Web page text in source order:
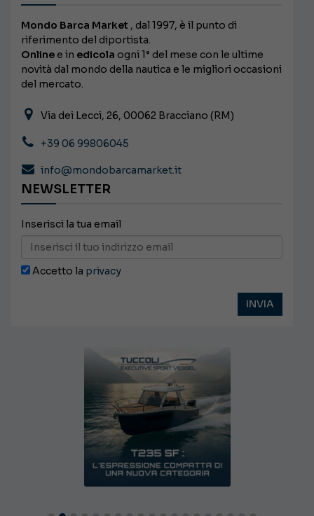
Mondo Barca Market , dal 1997, è il punto di
riferimento del diportista.
Online e in edicola ogni 1° del mese con le ultime
novità dal mondo della nautica e le migliori occasioni
del mercato.
Via dei Lecci, 26, 00062 Bracciano (RM)
+39 06 99806045
info@mondobarcamarket.it
NEWSLETTER
Inserisci la tua email
Accetto la privacy